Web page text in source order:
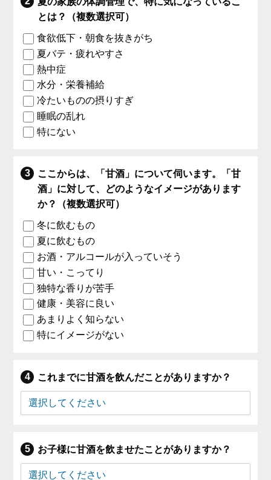
とは？（複数選択可）
食欲低下・朝食を抜きがち
夏バテ・疲れやすさ
熱中症
水分・栄養補給
冷たいものの摂りすぎ
睡眠の乱れ
特にない
ここからは、「甘酒」について伺います。「甘
酒」に対して、どのようなイメージがあります
か？（複数選択可）
冬に飲むもの
夏に飲むもの
お酒・アルコールが入っていそう
甘い・こってり
独特な香りが苦手
健康・美容に良い
あまりよく知らない
特にイメージがない
これまでに甘酒を飲んだことがありますか？
お子様に甘酒を飲ませたことがありますか？